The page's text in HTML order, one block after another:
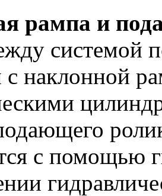
рампа и
системой
с наклонной
с помощью